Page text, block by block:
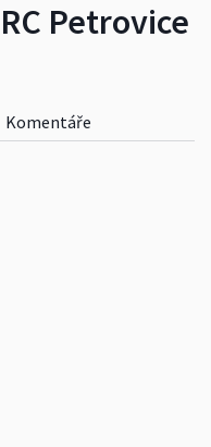
Petrovice
Komentáře